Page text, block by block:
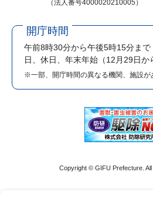
（法人番号4000020210005）
開庁時間
午前8時30分から午後5時15分まで
日、休日、年末年始（12月29日か
※一部、開庁時間の異なる機関、施設が
Copyright © GIFU Prefecture. All